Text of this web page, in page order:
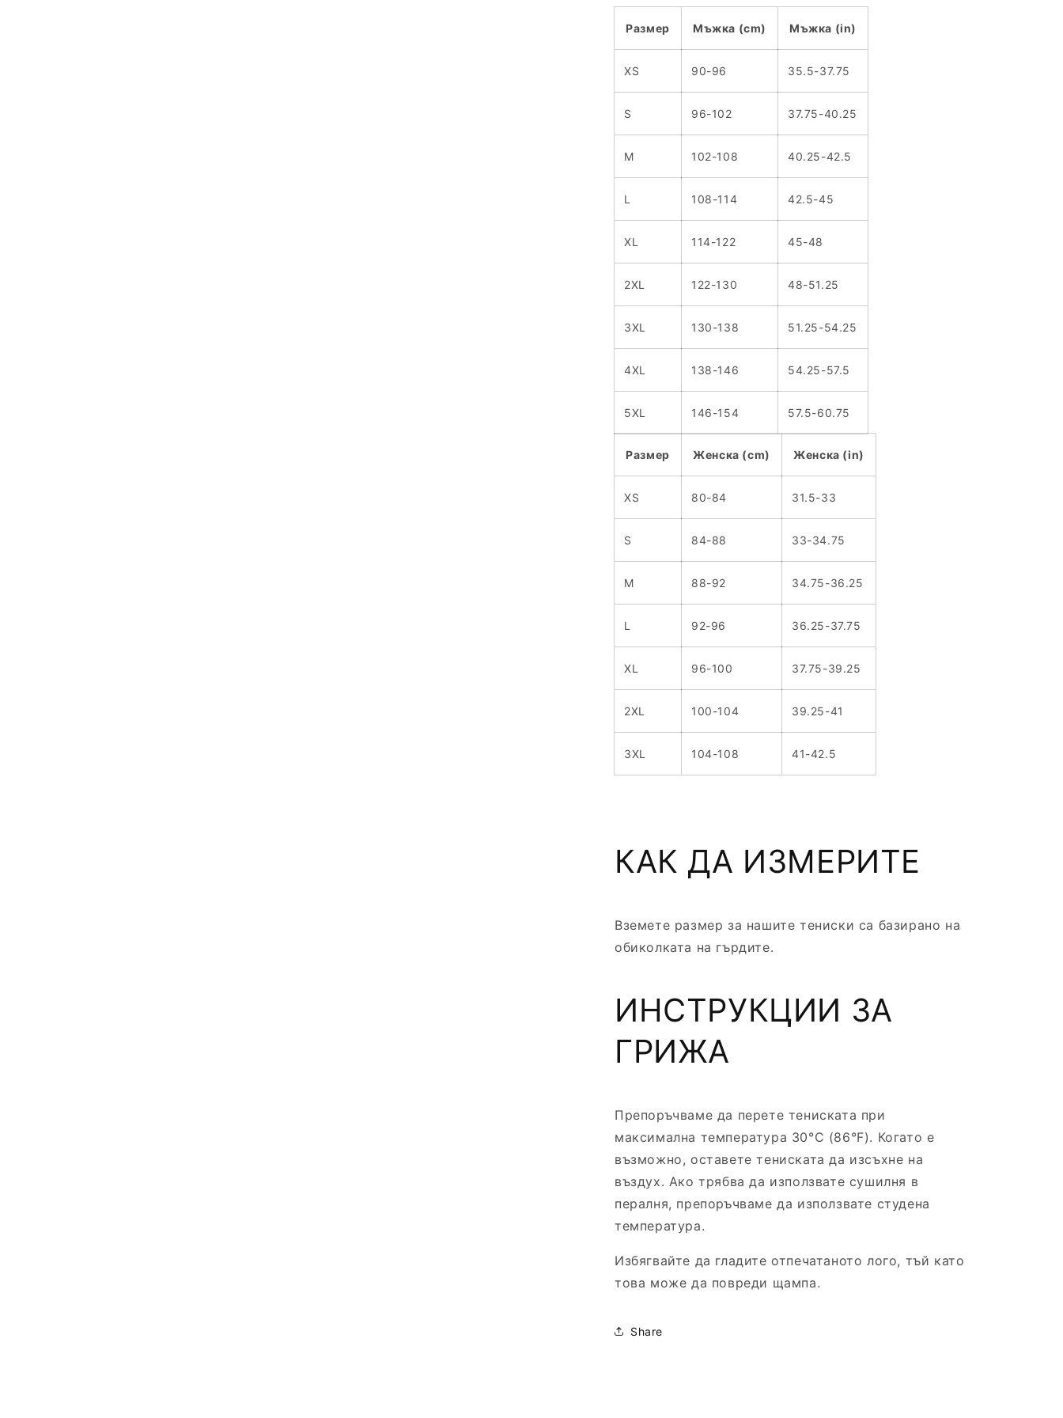
Размер Мъжка (cm) Мъжка (in)
XS 90-96 35.5-37.75
S 96-102 37.75-40.25
M 102-108 40.25-42.5
L 108-114 42.5-45
XL 114-122 45-48
2XL 122-130 48-51.25
3XL 130-138 51.25-54.25
4XL 138-146 54.25-57.5
5XL 146-154 57.5-60.75
Размер Женска (cm) Женска (in)
XS 80-84 31.5-33
S 84-88 33-34.75
M 88-92 34.75-36.25
L 92-96 36.25-37.75
XL 96-100 37.75-39.25
2XL 100-104 39.25-41
3XL 104-108 41-42.5
КАК ДА ИЗМЕРИТЕ
Вземете размер за нашите тениски са базирано на
обиколката на гърдите.
ИНСТРУКЦИИ ЗА
ГРИЖА
Препоръчваме да перете тениската при
максимална температура 30°C (86°F). Когато е
възможно, оставете тениската да изсъхне на
въздух. Ако трябва да използвате сушилня в
пералня, препоръчваме да използвате студена
температура.
Избягвайте да гладите отпечатаното лого, тъй като
това може да повреди щампа.
Share